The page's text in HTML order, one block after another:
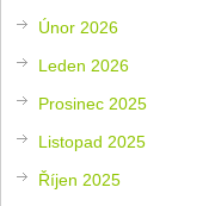
Únor 2026
Leden 2026
Prosinec 2025
Listopad 2025
Říjen 2025